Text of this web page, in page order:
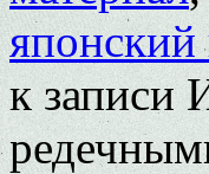
к записи